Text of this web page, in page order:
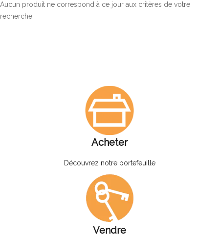
Aucun produit ne correspond à ce jour aux critères de votre
recherche.
Acheter
Découvrez notre portefeuille
Vendre